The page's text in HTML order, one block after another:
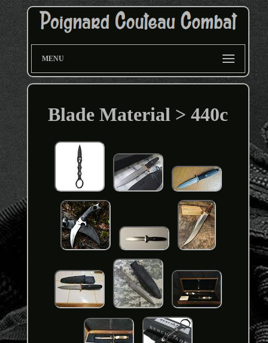
MENU
Blade Material > 440c